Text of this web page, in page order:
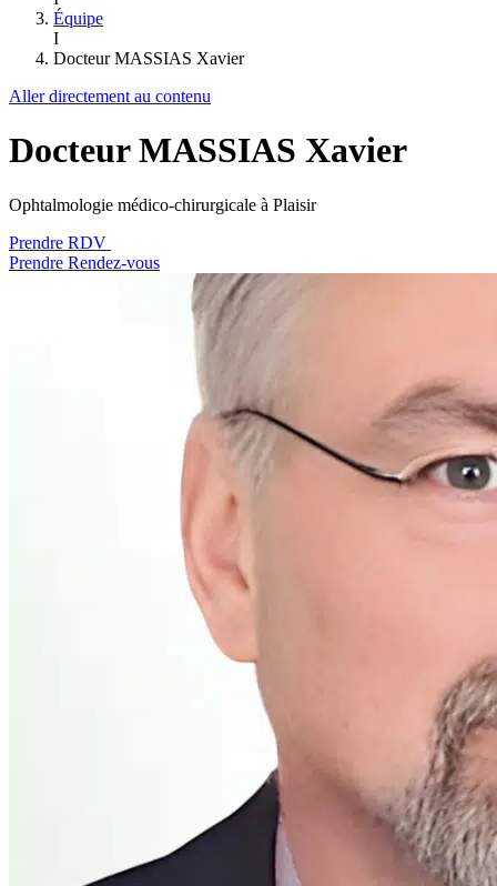
Équipe
I
Docteur MASSIAS Xavier
Aller directement au contenu
Docteur MASSIAS Xavier
Ophtalmologie médico-chirurgicale à Plaisir
Prendre RDV
Prendre Rendez-vous